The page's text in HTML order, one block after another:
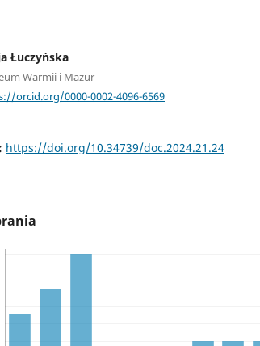
Łuczyńska
Warmii i Mazur
orcid.org/0000-0002-4096-6569
https://doi.org/10.34739/doc.2024.21.24